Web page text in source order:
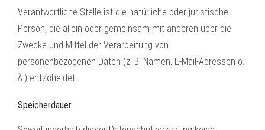
Verantwortliche Stelle ist die natürliche oder juristische
Person, die allein oder gemeinsam mit anderen über die
Zwecke und Mittel der Verarbeitung von
personenbezogenen Daten (z. B. Namen, E-Mail-Adressen o.
Ä.) entscheidet.
Speicherdauer